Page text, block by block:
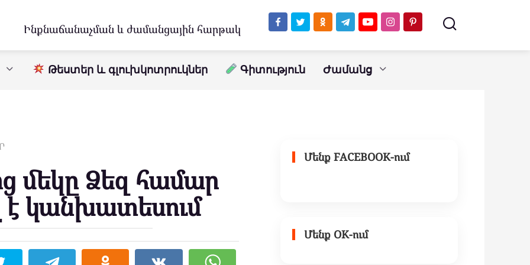
Ինքնաճանաչման և ժամանցային հարթակ
Թեստեր և գլուխկոտրուկներ Գիտություն Ժամանց
մեկը Ձեզ համար
կանխատեսում
Մենք FACEBOOK-ում
Մենք OK-ում